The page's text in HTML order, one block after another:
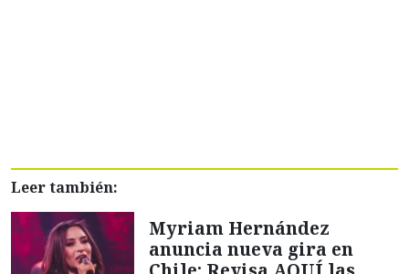
Leer también:
Myriam Hernández
anuncia nueva gira en